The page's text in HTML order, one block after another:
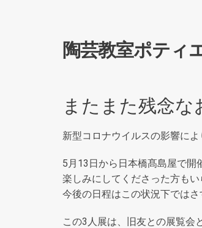
陶芸教室ポティ
またまた残念な
新型コロナウイルスの影響に
5月13日から日本橋髙島屋で開
楽しみにしてくださった方も
今後の日程はこの状況下では
この3人展は、旧友との展覧会